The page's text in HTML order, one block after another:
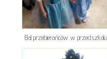
Bal przebierańców w przedszkolu